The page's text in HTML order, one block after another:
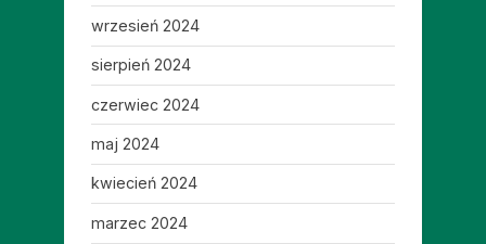
wrzesień 2024
sierpień 2024
czerwiec 2024
maj 2024
kwiecień 2024
marzec 2024